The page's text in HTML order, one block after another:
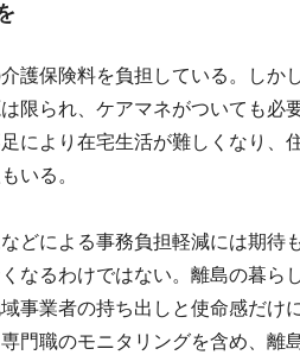
護保険料を負担している。しか
限られ、ケアマネがついても必
により在宅生活が難しくなり、
いる。
どによる事務負担軽減には期待
なるわけではない。離島の暮ら
事業者の持ち出しと使命感だけ
門職のモニタリングを含め、離